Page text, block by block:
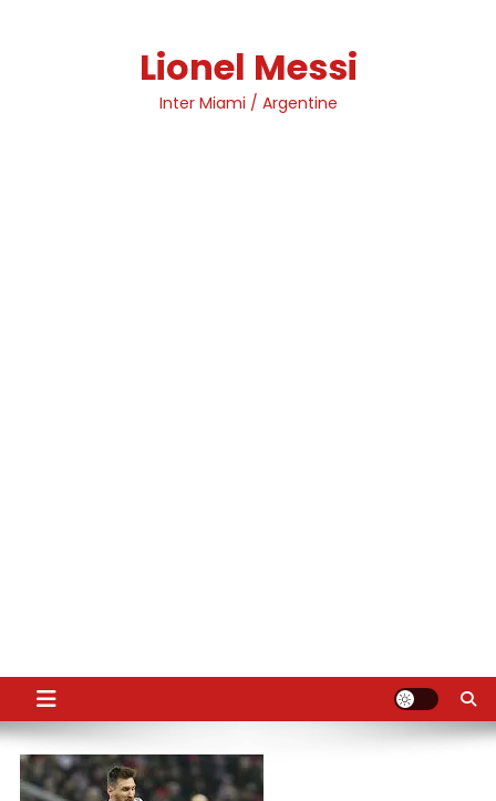
Lionel Messi
Inter Miami / Argentine